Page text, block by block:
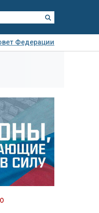
Федерации